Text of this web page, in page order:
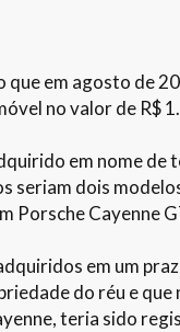
em agosto de
no valor de R$
em nome de
seriam dois
Porsche Cayenne
em um
do réu e
teria sido